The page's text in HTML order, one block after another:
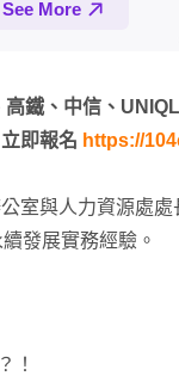
高鐵、中信、
即報名 https://
室與人力資源處
發展實務經驗。
！